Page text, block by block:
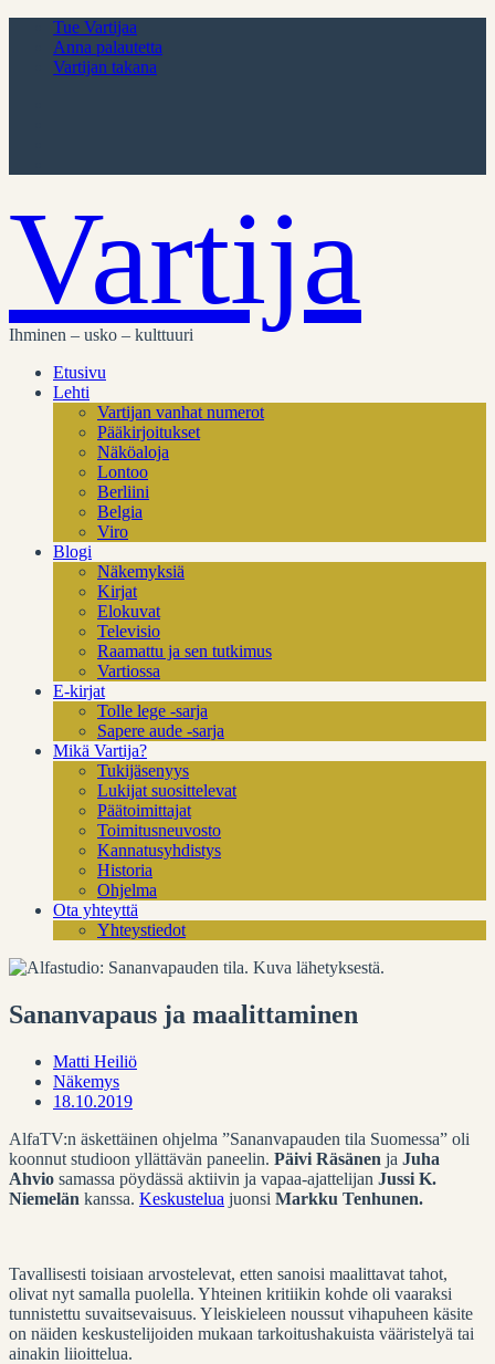
Tue Vartijaa
Anna palautetta
Vartijan takana
Vartija
Ihminen – usko – kulttuuri
Etusivu
Lehti
Vartijan vanhat numerot
Pääkirjoitukset
Näköaloja
Lontoo
Berliini
Belgia
Viro
Blogi
Näkemyksiä
Kirjat
Elokuvat
Televisio
Raamattu ja sen tutkimus
Vartiossa
E-kirjat
Tolle lege -sarja
Sapere aude -sarja
Mikä Vartija?
Tukijäsenyys
Lukijat suosittelevat
Päätoimittajat
Toimitusneuvosto
Kannatusyhdistys
Historia
Ohjelma
Ota yhteyttä
Yhteystiedot
Sananvapaus ja maalittaminen
Matti Heiliö
Näkemys
18.10.2019
AlfaTV:n äskettäinen ohjelma ”Sananvapauden tila Suomessa” oli
koonnut studioon yllättävän paneelin. Päivi Räsänen ja Juha
Ahvio samassa pöydässä aktiivin ja vapaa-ajattelijan Jussi K.
Niemelän kanssa. Keskustelua juonsi Markku Tenhunen.
Tavallisesti toisiaan arvostelevat, etten sanoisi maalittavat tahot,
olivat nyt samalla puolella. Yhteinen kritiikin kohde oli vaaraksi
tunnistettu suvaitsevaisuus. Yleiskieleen noussut vihapuheen käsite
on näiden keskustelijoiden mukaan tarkoitushakuista vääristelyä tai
ainakin liioittelua.